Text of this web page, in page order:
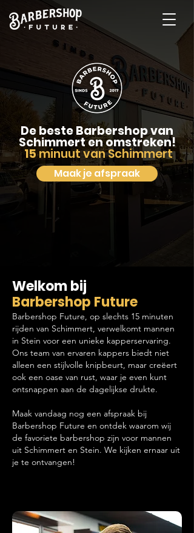
De beste Barbershop van
Schimmert en omstreken!
15minuut van Schimmert
Maak je afspraak
Welkom bij
Barbershop Future
Barbershop Future, op slechts 15 minuten
rijden van Schimmert, verwelkomt mannen
in Stein voor een unieke kapperservaring.
Ons team van ervaren kappers biedt niet
alleen een stijlvolle knipbeurt, maar creëert
ook een oase van rust, waar je even kunt
ontsnappen aan de dagelijkse drukte.
Maak vandaag nog een afspraak bij
Barbershop Future en ontdek waarom wij
de favoriete barbershop zijn voor mannen
uit Schimmert en Stein. We kijken ernaar uit
je te ontvangen!